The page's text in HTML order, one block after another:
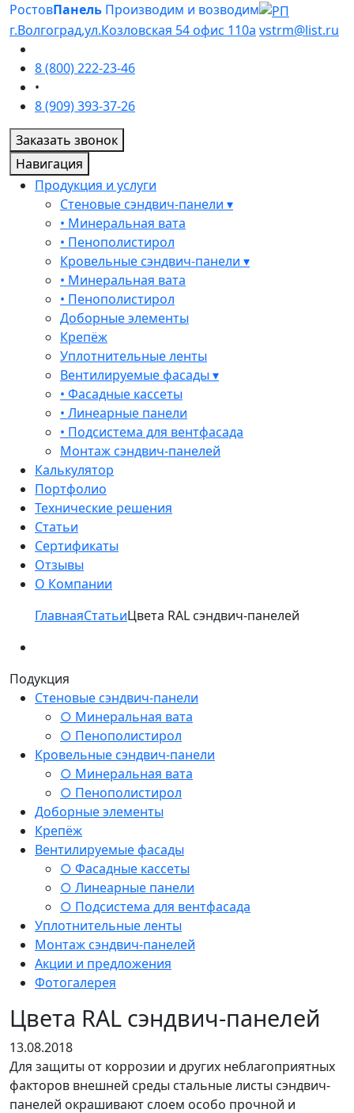
РостовПанель Производим и возводим
г.Волгоград,ул.Козловская 54 офис 110а vstrm@list.ru
8 (800) 222-23-46
•
8 (909) 393-37-26
Заказать звонок
Навигация
Продукция и услуги
Стеновые сэндвич-панели ▾
• Минеральная вата
• Пенополистирол
Кровельные сэндвич-панели ▾
• Минеральная вата
• Пенополистирол
Доборные элементы
Крепёж
Уплотнительные ленты
Вентилируемые фасады ▾
• Фасадные кассеты
• Линеарные панели
• Подсистема для вентфасада
Монтаж сэндвич-панелей
Калькулятор
Портфолио
Технические решения
Статьи
Сертификаты
Отзывы
О Компании
ГлавнаяСтатьиЦвета RAL сэндвич-панелей
Подукция
Стеновые сэндвич-панели
○ Минеральная вата
○ Пенополистирол
Кровельные сэндвич-панели
○ Минеральная вата
○ Пенополистирол
Доборные элементы
Крепёж
Вентилируемые фасады
○ Фасадные кассеты
○ Линеарные панели
○ Подсистема для вентфасада
Уплотнительные ленты
Монтаж сэндвич-панелей
Акции и предложения
Фотогалерея
Цвета RAL сэндвич-панелей
13.08.2018
Для защиты от коррозии и других неблагоприятных
факторов внешней среды стальные листы сэндвич-
панелей окрашивают слоем особо прочной и